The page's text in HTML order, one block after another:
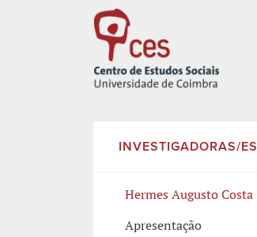
INVESTIGADORAS/ES
Hermes Augusto Costa
Apresentação